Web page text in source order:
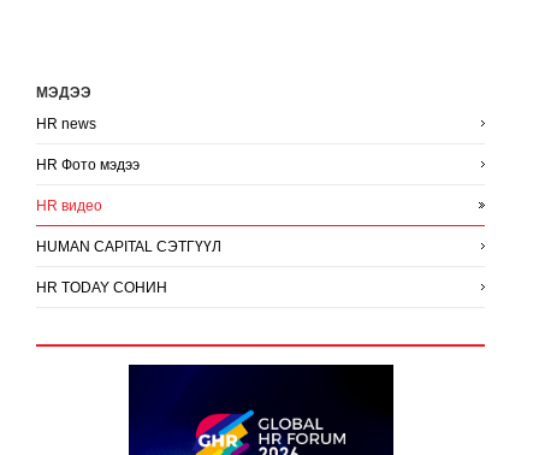
МЭДЭЭ
HR news
HR Фото мэдээ
HR видео
HUMAN CAPITAL СЭТГҮҮЛ
HR TODAY СОНИН